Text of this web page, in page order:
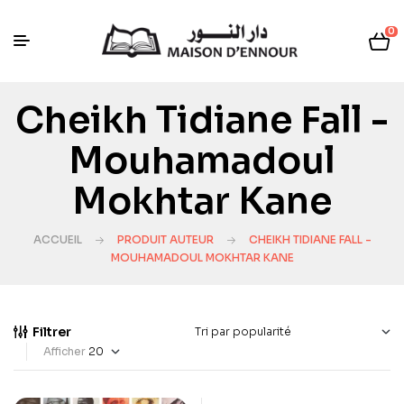
0
Cheikh Tidiane Fall -
Mouhamadoul
Mokhtar Kane
ACCUEIL PRODUIT AUTEUR
CHEIKH TIDIANE FALL -
MOUHAMADOUL MOKHTAR KANE
Filtrer
Afficher